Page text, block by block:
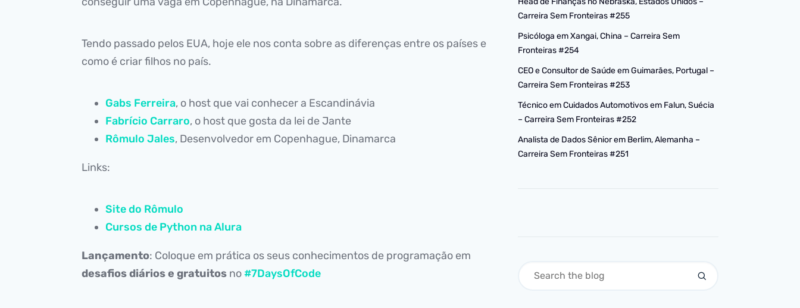
Tendo passado pelos EUA, hoje ele nos conta sobre as diferenças entre os países e
como é criar filhos no país.
Gabs Ferreira, o host que vai conhecer a Escandinávia
Fabrício Carraro, o host que gosta da lei de Jante
Rômulo Jales, Desenvolvedor em Copenhague, Dinamarca
Links:
Site do Rômulo
Cursos de Python na Alura
Lançamento: Coloque em prática os seus conhecimentos de programação em
desafios diários e gratuitos no#7DaysOfCode
Carreira Sem Fronteiras #255
Psicóloga em Xangai, China – Carreira Sem
Fronteiras #254
CEO e Consultor de Saúde em Guimarães, Portugal –
Carreira Sem Fronteiras #253
Técnico em Cuidados Automotivos em Falun, Suécia
– Carreira Sem Fronteiras #252
Analista de Dados Sênior em Berlim, Alemanha –
Carreira Sem Fronteiras #251